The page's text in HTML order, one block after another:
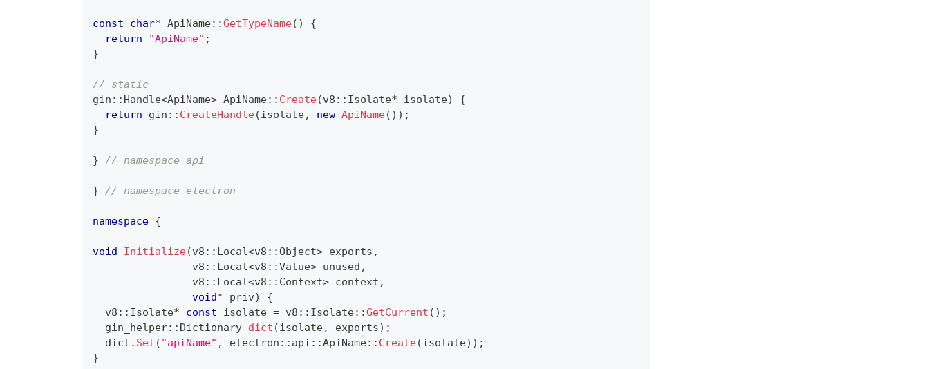
const char* ApiName::GetTypeName( )
{
return
"ApiName" ;
}
// static
gin :: Handle<ApiName> ApiName:: Create(v8 :: Isolate* isolate)
{
return gin :: CreateHandle(isolate, new ApiName( ) ) ;
}
} // namespace api
} // namespace electron
namespace {
void Initialize(v8 :: Local<v8 ::Object> exports ,
                v8
:: Local<v8 ::Value> unused ,
                v8
:: Local<v8 :: Context> context ,
void* priv)
{
  v8
:: Isolate* const isolate = v8 :: Isolate::GetCurrent ( ) ;
  gin_helper
:: Dictionary dict (isolate, exports) ;
  dict
. Set ( "apiName" , electron :: api ::ApiName:: Create(isolate) ) ;
}